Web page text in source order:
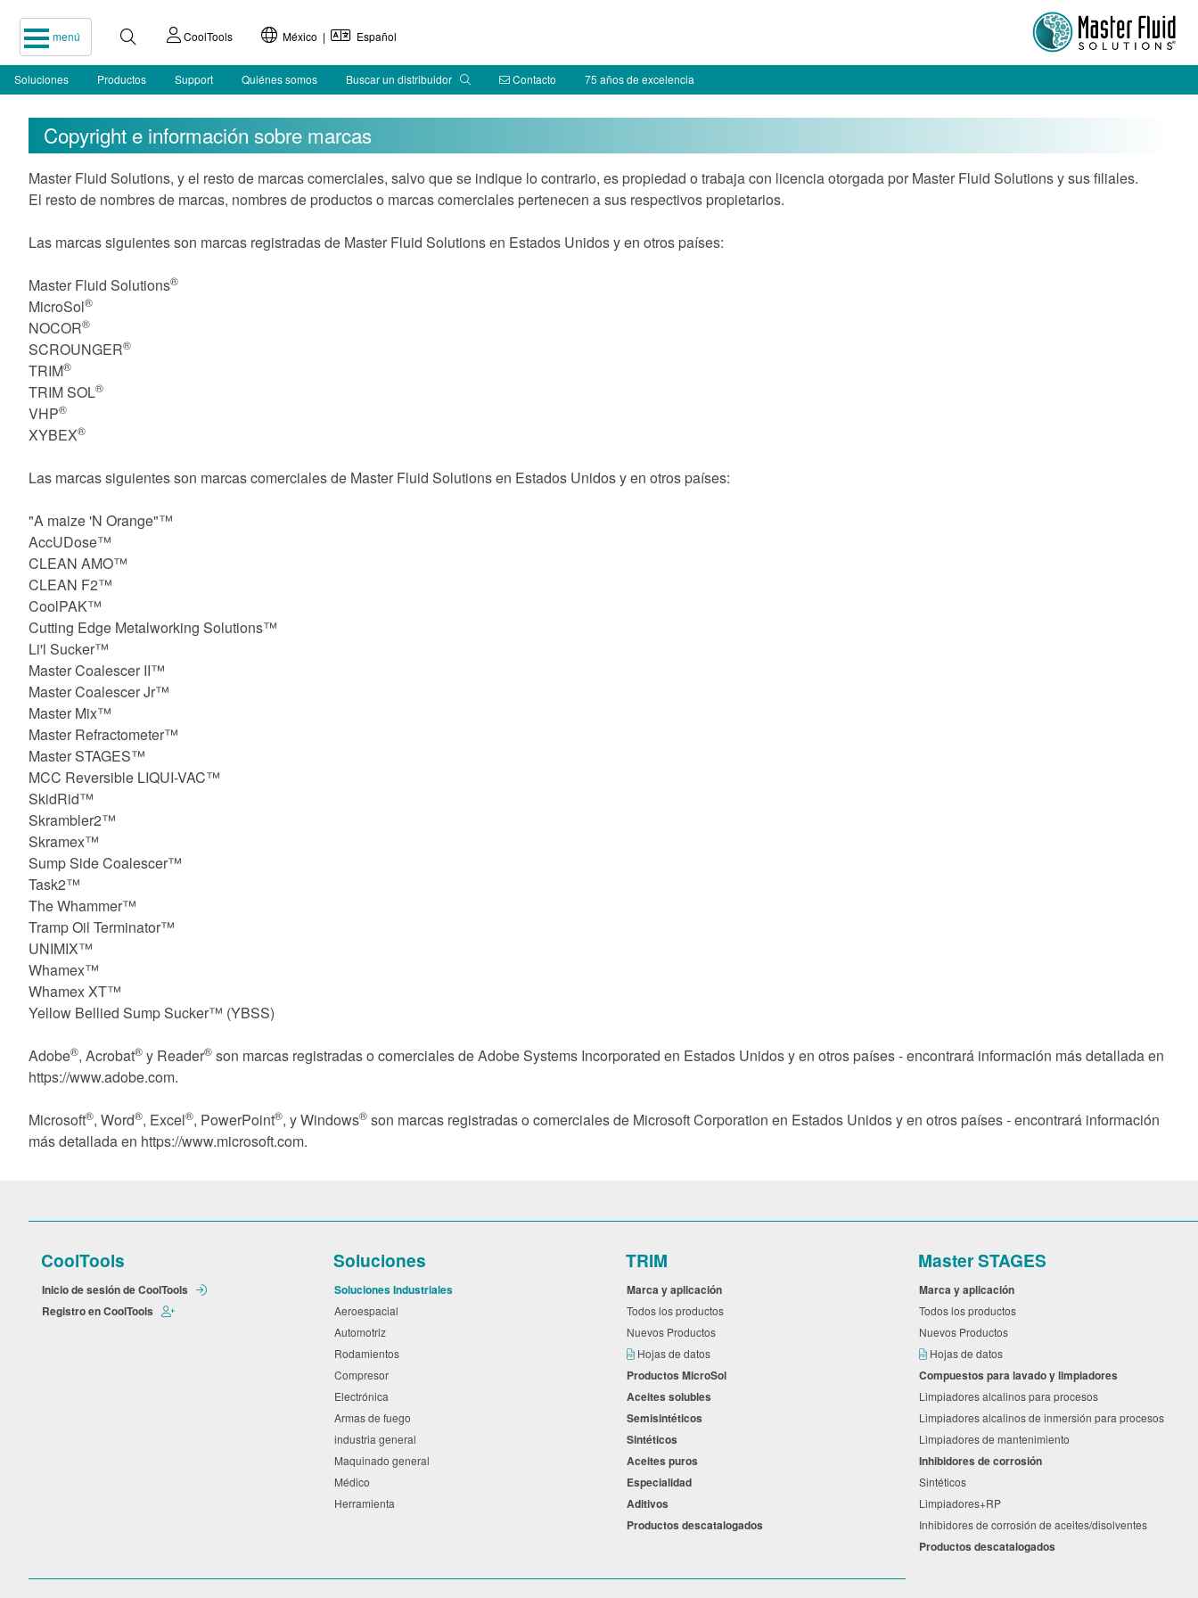
menú CoolTools México | Español
Soluciones Productos Support Quiénes somos Buscar un distribuidor Contacto 75 años de excelencia
Copyright e información sobre marcas
Master Fluid Solutions, y el resto de marcas comerciales, salvo que se indique lo contrario, es propiedad o trabaja con licencia otorgada por Master Fluid Solutions y sus filiales.
El resto de nombres de marcas, nombres de productos o marcas comerciales pertenecen a sus respectivos propietarios.
Las marcas siguientes son marcas registradas de Master Fluid Solutions en Estados Unidos y en otros países:
Master Fluid Solutions®
MicroSol®
NOCOR®
SCROUNGER®
TRIM®
TRIM SOL®
VHP®
XYBEX®
Las marcas siguientes son marcas comerciales de Master Fluid Solutions en Estados Unidos y en otros países:
"A maize 'N Orange"™
AccUDose™
CLEAN AMO™
CLEAN F2™
CoolPAK™
Cutting Edge Metalworking Solutions™
Li'l Sucker™
Master Coalescer II™
Master Coalescer Jr™
Master Mix™
Master Refractometer™
Master STAGES™
MCC Reversible LIQUI-VAC™
SkidRid™
Skrambler2™
Skramex™
Sump Side Coalescer™
Task2™
The Whammer™
Tramp Oil Terminator™
UNIMIX™
Whamex™
Whamex XT™
Yellow Bellied Sump Sucker™ (YBSS)
Adobe®, Acrobat® y Reader® son marcas registradas o comerciales de Adobe Systems Incorporated en Estados Unidos y en otros países - encontrará información más detallada en
https://www.adobe.com.
Microsoft®, Word®, Excel®, PowerPoint®, y Windows® son marcas registradas o comerciales de Microsoft Corporation en Estados Unidos y en otros países - encontrará información
más detallada en https://www.microsoft.com.
CoolTools
Inicio de sesión de CoolTools
Registro en CoolTools
Soluciones
Soluciones Industriales
Aeroespacial
Automotriz
Rodamientos
Compresor
Electrónica
Armas de fuego
industria general
Maquinado general
Médico
Herramienta
TRIM
Marca y aplicación
Todos los productos
Nuevos Productos
Hojas de datos
Productos MicroSol
Aceites solubles
Semisintéticos
Sintéticos
Aceites puros
Especialidad
Aditivos
Productos descatalogados
Master STAGES
Marca y aplicación
Todos los productos
Nuevos Productos
Hojas de datos
Compuestos para lavado y limpiadores
Limpiadores alcalinos para procesos
Limpiadores alcalinos de inmersión para procesos
Limpiadores de mantenimiento
Inhibidores de corrosión
Sintéticos
Limpiadores+RP
Inhibidores de corrosión de aceites/disolventes
Productos descatalogados